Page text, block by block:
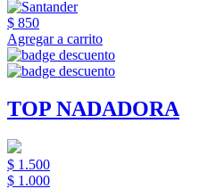
$ 850
Agregar a carrito
TOP NADADORA
$ 1.500
$ 1.000